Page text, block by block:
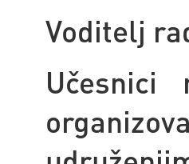
Voditelj